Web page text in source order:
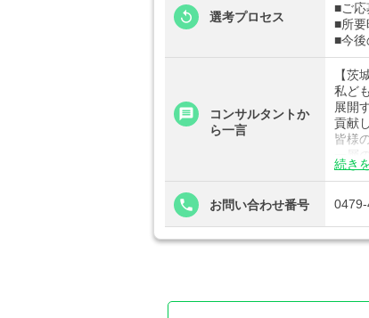
選考プロセス
■ご
■所要
■今後
コンサルタントか
ら一言
【茨
私ど
展開
貢献
皆様
一層
気に
続き
お問い合わせ番号